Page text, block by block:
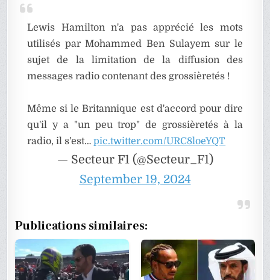
Lewis Hamilton n'a pas apprécié les mots
utilisés par Mohammed Ben Sulayem sur le
sujet de la limitation de la diffusion des
messages radio contenant des grossièretés !
Même si le Britannique est d'accord pour dire
qu'il y a "un peu trop" de grossièretés à la
radio, il s'est…pic.twitter.com/URC8loeYQT
— Secteur F1 (@Secteur_F1)
September 19, 2024
Publications similaires: